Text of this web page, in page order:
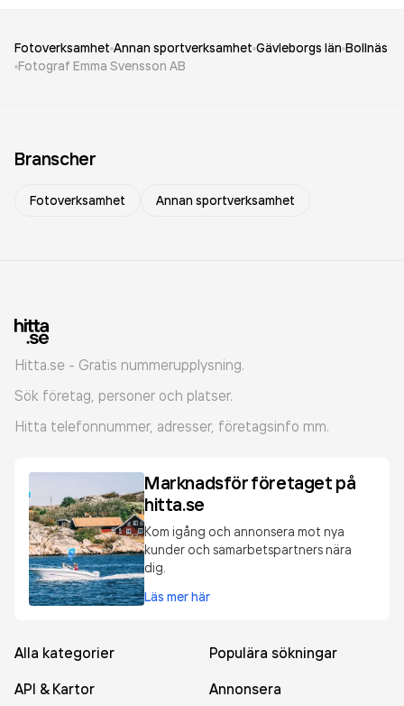
Fotoverksamhet Annan sportverksamhet Gävleborgs län Bollnäs
Fotograf Emma Svensson AB
Branscher
Fotoverksamhet Annan sportverksamhet
Hitta.se - Gratis nummerupplysning.
Sök företag, personer och platser.
Hitta telefonnummer, adresser, företagsinfo mm.
Marknadsför företaget på
hitta.se
Kom igång och annonsera mot nya
kunder och samarbetspartners nära
dig.
Läs mer här
Alla kategorier
Populära sökningar
API & Kartor
Annonsera